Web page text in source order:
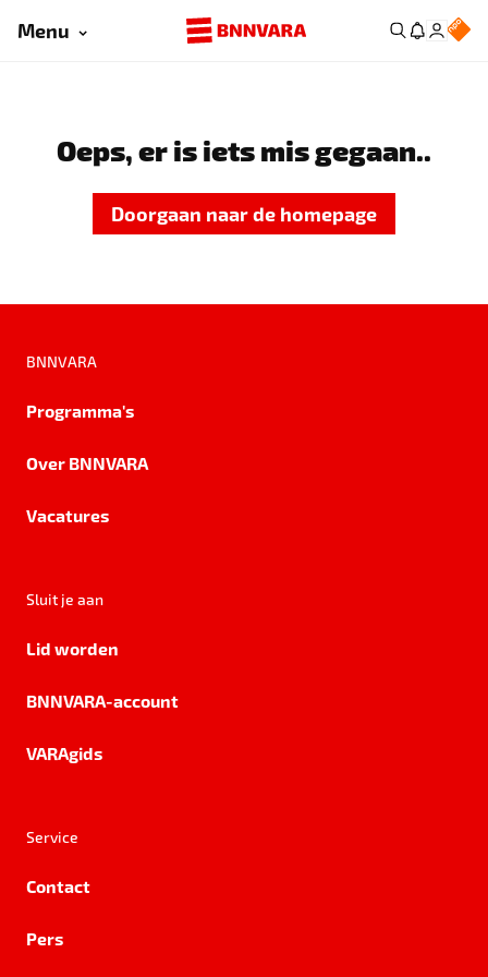
Menu
Oeps, er is iets mis gegaan..
Doorgaan naar de homepage
BNNVARA
Programma's
Over BNNVARA
Vacatures
Sluit je aan
Lid worden
BNNVARA-account
VARAgids
Service
Contact
Pers